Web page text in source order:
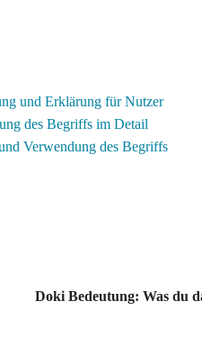
und Erklärung für Nutzer
des Begriffs im Detail
Verwendung des Begriffs
Doki Bedeutung: Was du